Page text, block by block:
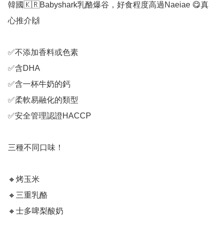
韓國🇰🇷Babyshark乳酪爆谷，好食程度高過Naeiae 😋真
心推介🙌
✅不添加香料或色素
✅含DHA
✅含一杯牛奶的鈣
✅柔軟易融化的類型
✅安全管理認證HACCP
三種不同口味！
🔸烤玉米
🔸三重乳酪
🔸士多啤梨酸奶